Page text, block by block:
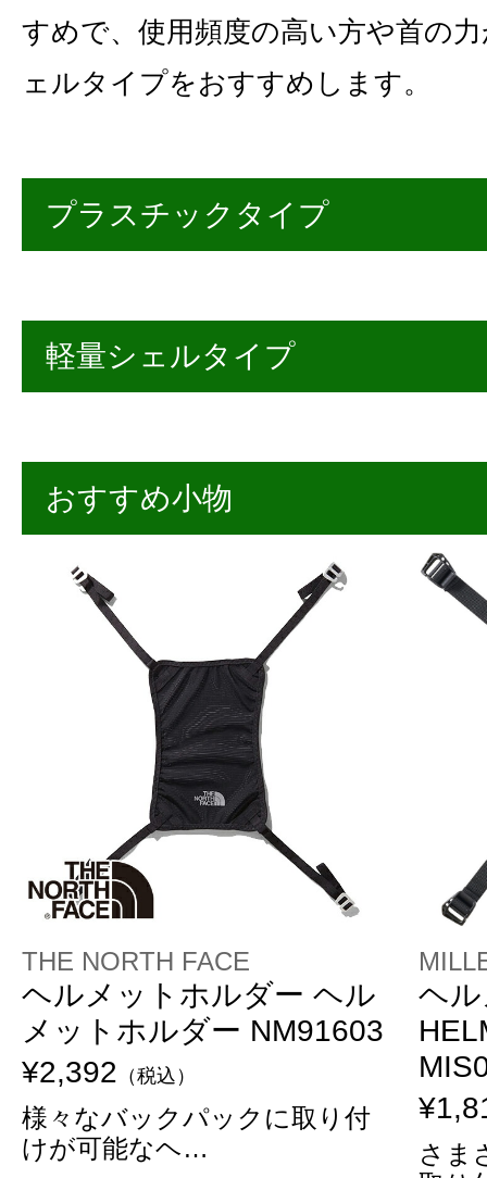
すめで、使用頻度の高い方や首の
ェルタイプをおすすめします。
プラスチックタイプ
軽量シェルタイプ
おすすめ小物
THE NORTH FACE
ヘルメットホルダー ヘル
メットホルダー NM91603
¥2,392 （税込）
様々なバックパックに取り付
けが可能なヘ…
ヘ
さま